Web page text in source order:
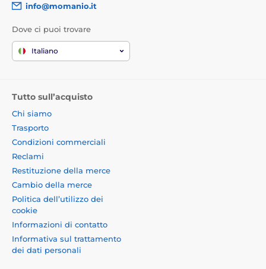
info@momanio.it
Dove ci puoi trovare
Italiano
Tutto sull’acquisto
Chi siamo
Trasporto
Condizioni commerciali
Reclami
Restituzione della merce
Cambio della merce
Politica dell’utilizzo dei
cookie
Informazioni di contatto
Informativa sul trattamento
dei dati personali